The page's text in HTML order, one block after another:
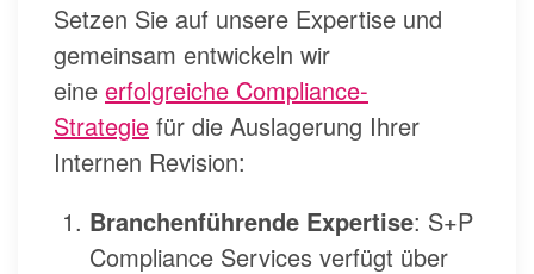
Setzen Sie auf unsere Expertise und
gemeinsam entwickeln wir
eine erfolgreiche Compliance-
Strategie für die Auslagerung Ihrer
Internen Revision:
Branchenführende Expertise: S+P
Compliance Services verfügt über